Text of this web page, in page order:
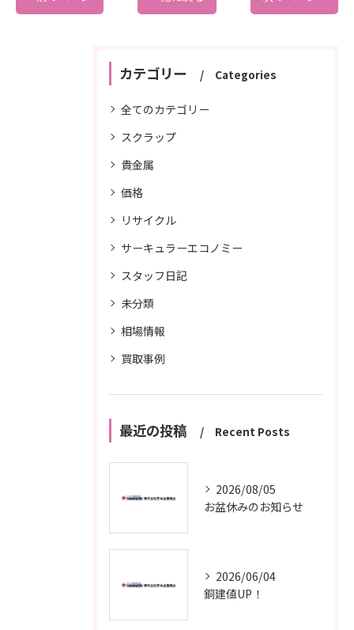
カテゴリー Categories
全てのカテゴリー
スクラップ
貴金属
価格
リサイクル
サーキュラーエコノミー
スタッフ日記
未分類
相場情報
買取事例
最近の投稿 Recent Posts
2026/08/05
お盆休みのお知らせ
2026/06/04
銅建値UP！